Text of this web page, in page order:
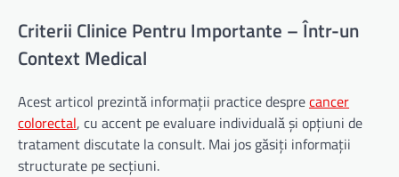
Criterii Clinice Pentru Importante – Într-un
Context Medical
Acest articol prezintă informații practice desprecancer
colorectal, cu accent pe evaluare individuală și opțiuni de
tratament discutate la consult. Mai jos găsiți informații
structurate pe secțiuni.